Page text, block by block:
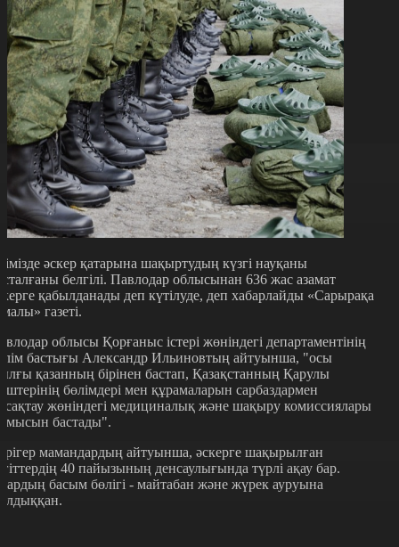
әскер қатарына шақыртудың күзгі науқаны
белгілі. Павлодар облысынан 636 жас азамат
қабылданады деп күтілуде, деп хабарлайды «Сарырақа
газеті.
облысы Қорғаныс істері жөніндегі департаментінің
бастығы Александр Ильиновтың айтуынша, "осы
қазанның бірінен бастап, Қазақстанның Қарулы
бөлімдері мен құрамаларын сарбаздармен
жөніндегі медициналық және шақыру комиссиялары
бастады".
мамандардың айтуынша, әскерге шақырылған
40 пайызының денсаулығында түрлі ақау бар.
басым бөлігі - майтабан және жүрек ауруына